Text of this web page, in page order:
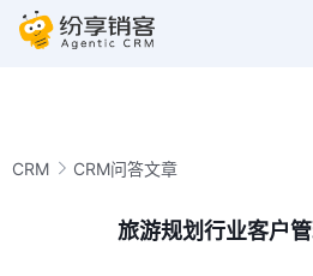
CRM CRM问答文章
旅游规划行业客户